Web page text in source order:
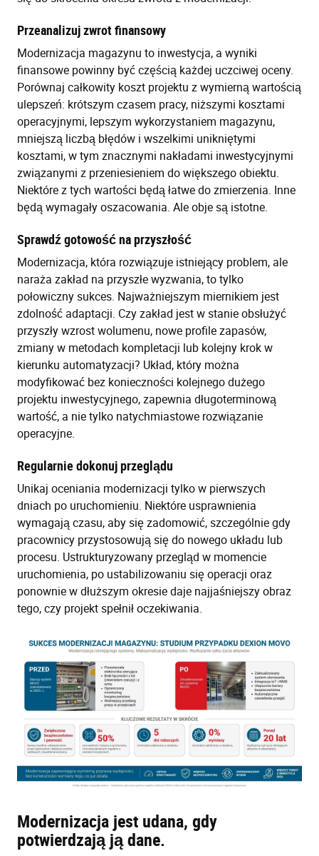
Przeanalizuj zwrot finansowy
Modernizacja magazynu to inwestycja, a wyniki
finansowe powinny być częścią każdej uczciwej oceny.
Porównaj całkowity koszt projektu z wymierną wartością
ulepszeń: krótszym czasem pracy, niższymi kosztami
operacyjnymi, lepszym wykorzystaniem magazynu,
mniejszą liczbą błędów i wszelkimi unikniętymi
kosztami, w tym znacznymi nakładami inwestycyjnymi
związanymi z przeniesieniem do większego obiektu.
Niektóre z tych wartości będą łatwe do zmierzenia. Inne
będą wymagały oszacowania. Ale obje są istotne.
Sprawdź gotowość na przyszłość
Modernizacja, która rozwiązuje istniejący problem, ale
naraża zakład na przyszłe wyzwania, to tylko
połowiczny sukces. Najważniejszym miernikiem jest
zdolność adaptacji. Czy zakład jest w stanie obsłużyć
przyszły wzrost wolumenu, nowe profile zapasów,
zmiany w metodach kompletacji lub kolejny krok w
kierunku automatyzacji? Układ, który można
modyfikować bez konieczności kolejnego dużego
projektu inwestycyjnego, zapewnia długoterminową
wartość, a nie tylko natychmiastowe rozwiązanie
operacyjne.
Regularnie dokonuj przeglądu
Unikaj oceniania modernizacji tylko w pierwszych
dniach po uruchomieniu. Niektóre usprawnienia
wymagają czasu, aby się zadomowić, szczególnie gdy
pracownicy przystosowują się do nowego układu lub
procesu. Ustrukturyzowany przegląd w momencie
uruchomienia, po ustabilizowaniu się operacji oraz
ponownie w dłuższym okresie daje najjaśniejszy obraz
tego, czy projekt spełnił oczekiwania.
Modernizacja jest udana, gdy
potwierdzają ją dane.